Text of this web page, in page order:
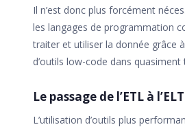
Il n’est donc plus forcément
les langages de programmation
traiter et utiliser la donnée grâce à
d’outils low-code dans
Le passage de l’ETL à l’ELT
L’utilisation d’outils plus